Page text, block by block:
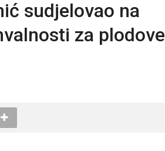
sudjelovao na
za plodove